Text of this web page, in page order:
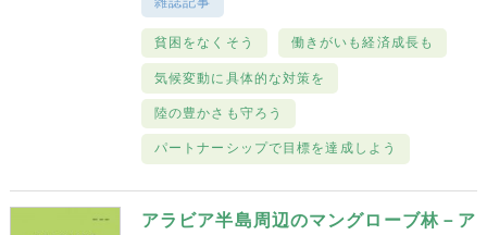
貧困をなくそう 働きがいも経済成長も
気候変動に具体的な対策を
陸の豊かさも守ろう
パートナーシップで目標を達成しよう
アラビア半島周辺のマングローブ林－ア